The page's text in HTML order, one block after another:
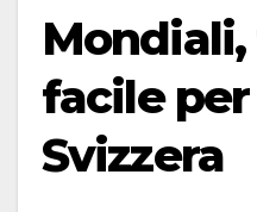
facile
Svizzera